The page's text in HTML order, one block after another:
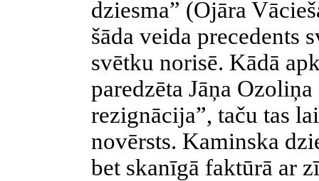
dziesma” (Ojāra
šāda veida precedents
svētku norisē. Kādā
paredzēta Jāņa
rezignācija”, taču tas
novērsts. Kaminska
bet skanīgā faktūrā ar